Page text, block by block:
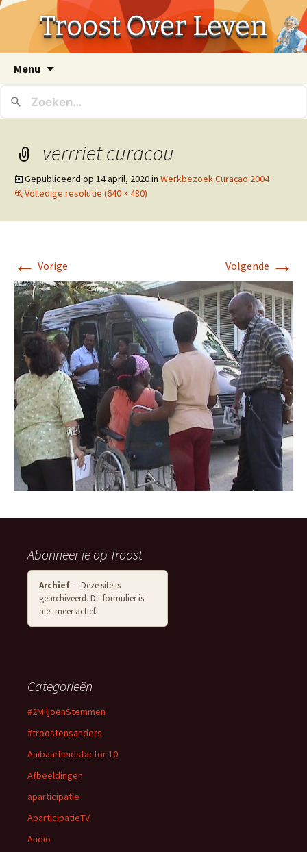
Troost Over Leven
Menu
inhoud
verrriet curacou
Gepubliceerd op 14 april, 2020in Werkbezoek Curaçao 2004
Volledige resolutie (640 × 480)
← Vorige Volgende →
Abonneer je op Troost
Archief— Deze site is
gearchiveerd. Dit formulier is
niet meer actief.
Categorieën
#2MiljoenStemmen
#troostensanders
Aaibaarheidsfactor 10
Afbeeldingen
aparticipatie
AparticipatieTV
Audio